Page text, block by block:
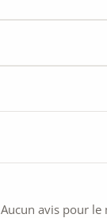
Aucun avis pour le